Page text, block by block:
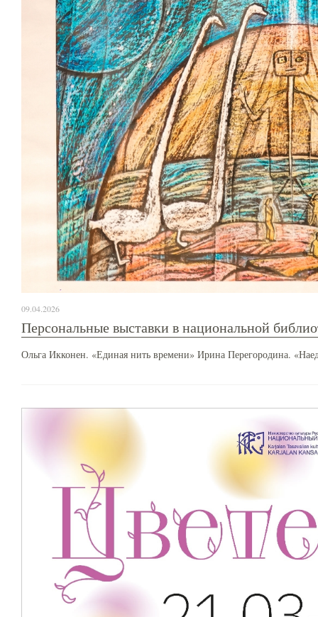
09.04.2026
Персональные выставки в национальной
Ольга Икконен. «Единая нить времени» Ирина Перегородина.